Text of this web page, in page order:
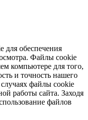
для обеспечения
Файлы cookie
компьютере для того,
и точность нашего
файлы cookie
работы сайта. Заходя
файлов